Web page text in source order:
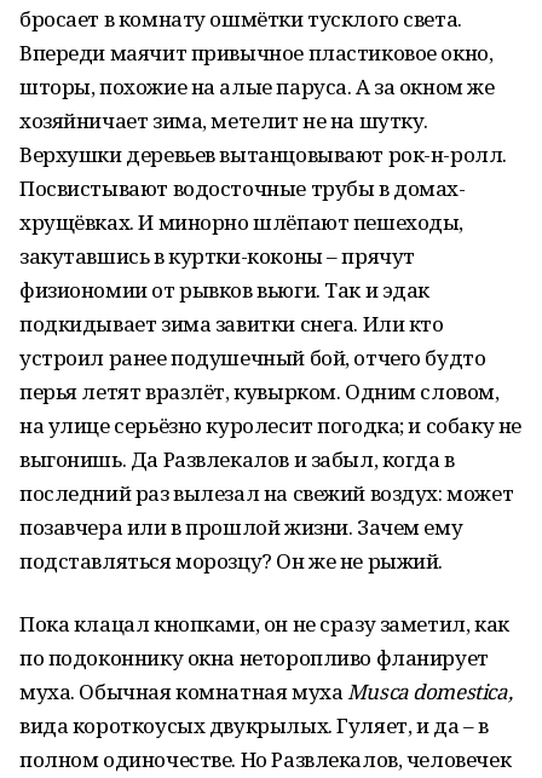
бросает в комнату ошмётки тусклого света.
Впереди маячит привычное пластиковое окно,
шторы, похожие на алые паруса. А за окном же
хозяйничает зима, метелит не на шутку.
Верхушки деревьев вытанцовывают рок-н-ролл.
Посвистывают водосточные трубы в домах-
хрущёвках. И минорно шлёпают пешеходы,
закутавшись в куртки-коконы – прячут
физиономии от рывков вьюги. Так и эдак
подкидывает зима завитки снега. Или кто
устроил ранее подушечный бой, отчего будто
перья летят вразлёт, кувырком. Одним словом,
на улице серьёзно куролесит погодка; и собаку не
выгонишь. Да Развлекалов и забыл, когда в
последний раз вылезал на свежий воздух: может
позавчера или в прошлой жизни. Зачем ему
подставляться морозцу? Он же не рыжий.
Пока клацал кнопками, он не сразу заметил, как
по подоконнику окна неторопливо фланирует
муха. Обычная комнатная мухаMusca domestica,
вида короткоусых двукрылых. Гуляет, и да – в
полном одиночестве. Но Развлекалов, человечек